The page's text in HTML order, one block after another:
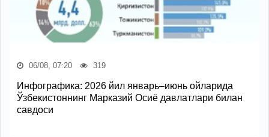
06/08, 07:20 319
Инфографика: 2026 йил январь–июнь ойларида
Ўзбекистоннинг Марказий Осиё давлатлари билан
савдоси